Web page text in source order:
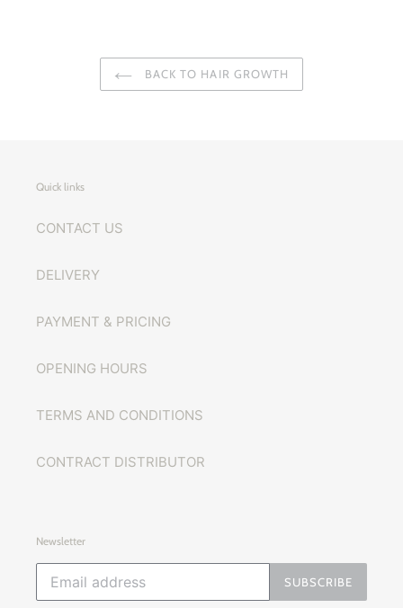
BACK TO HAIR GROWTH
Quick links
CONTACT US
DELIVERY
PAYMENT & PRICING
OPENING HOURS
TERMS AND CONDITIONS
CONTRACT DISTRIBUTOR
Newsletter
SUBSCRIBE